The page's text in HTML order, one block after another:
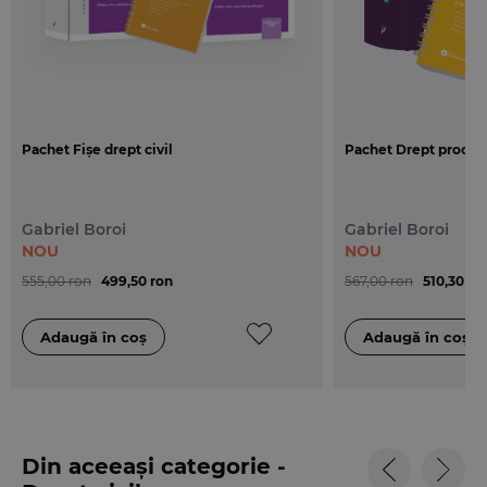
cheie cautate.
Cartea Codul civil si Legea de punere in aplicare
Pachet Fișe drept civil
Gabriel Boroi
555,00 ron 499,50 ron
NOU
Pachet Drept
Gabriel Boroi
567,00 ron 510,30
NOU
Din aceeași categorie -